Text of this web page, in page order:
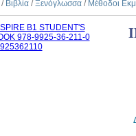
/ Βιβλία /Ξενόγλωσσα / Μέθοδοι